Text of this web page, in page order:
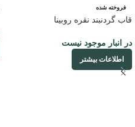
فروخته شده
قاب گردنبند نقره روبینا
در انبار موجود نیست
اطلاعات بیشتر